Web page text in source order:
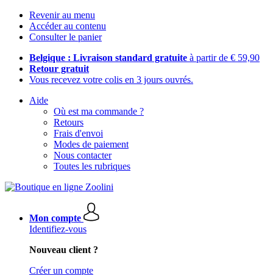
Revenir au menu
Accéder au contenu
Consulter le panier
Belgique : Livraison standard gratuite à partir de € 59,90
Retour gratuit
Vous recevez votre colis en 3 jours ouvrés.
Aide
Où est ma commande ?
Retours
Frais d'envoi
Modes de paiement
Nous contacter
Toutes les rubriques
Mon compte
Identifiez-vous
Nouveau client ?
Créer un compte